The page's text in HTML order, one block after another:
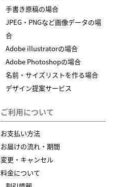
手書き原稿の場合
JPEG・PNGなど画像データの場
合
Adobe illustratorの場合
Adobe Photoshopの場合
名前・サイズリストを作る場合
デザイン提案サービス
ご利用について
お支払い方法
お届けの流れ・期間
変更・キャンセル
料金について